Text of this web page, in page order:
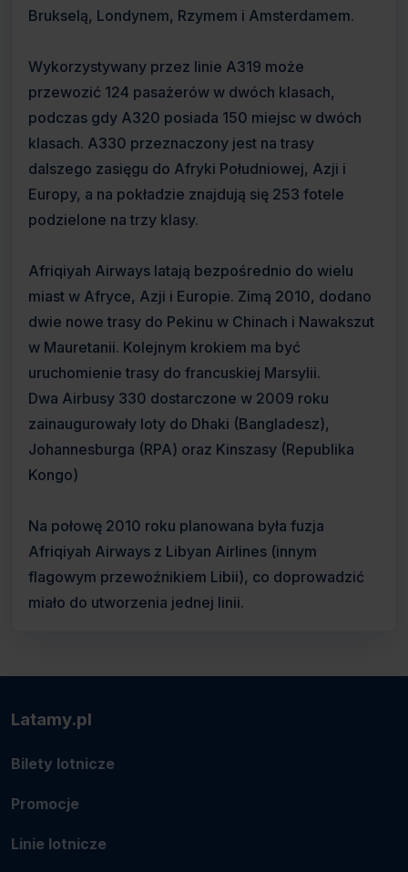
Brukselą, Londynem, Rzymem i Amsterdamem.
Wykorzystywany przez linie A319 może
przewozić 124 pasażerów w dwóch klasach,
podczas gdy A320 posiada 150 miejsc w dwóch
klasach. A330 przeznaczony jest na trasy
dalszego zasięgu do Afryki Południowej, Azji i
Europy, a na pokładzie znajdują się 253 fotele
podzielone na trzy klasy.
Afriqiyah Airways latają bezpośrednio do wielu
miast w Afryce, Azji i Europie. Zimą 2010, dodano
dwie nowe trasy do Pekinu w Chinach i Nawakszut
w Mauretanii. Kolejnym krokiem ma być
uruchomienie trasy do francuskiej Marsylii.
Dwa Airbusy 330 dostarczone w 2009 roku
zainaugurowały loty do Dhaki (Bangladesz),
Johannesburga (RPA) oraz Kinszasy (Republika
Kongo)
Na połowę 2010 roku planowana była fuzja
Afriqiyah Airways z Libyan Airlines (innym
flagowym przewoźnikiem Libii), co doprowadzić
miało do utworzenia jednej linii.
Latamy.pl
Bilety lotnicze
Promocje
Linie lotnicze